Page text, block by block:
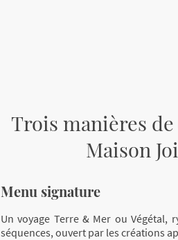
Trois manières
Maison
Menu signature
Un voyage Terre & Mer ou Végétal,
séquences, ouvert par les créations